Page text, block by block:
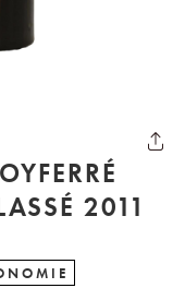
2ÈME GRAND CRU CLASSÉ 2011